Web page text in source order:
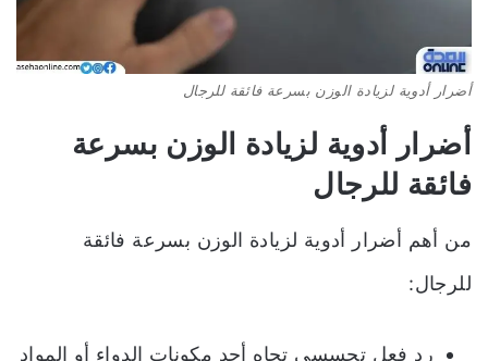
أضرار أدوية لزيادة الوزن بسرعة فائقة للرجال
أضرار أدوية لزيادة الوزن بسرعة
فائقة للرجال
من أهم أضرار أدوية لزيادة الوزن بسرعة فائقة
للرجال:
رد فعل تحسسي تجاه أحد مكونات الدواء أو المواد